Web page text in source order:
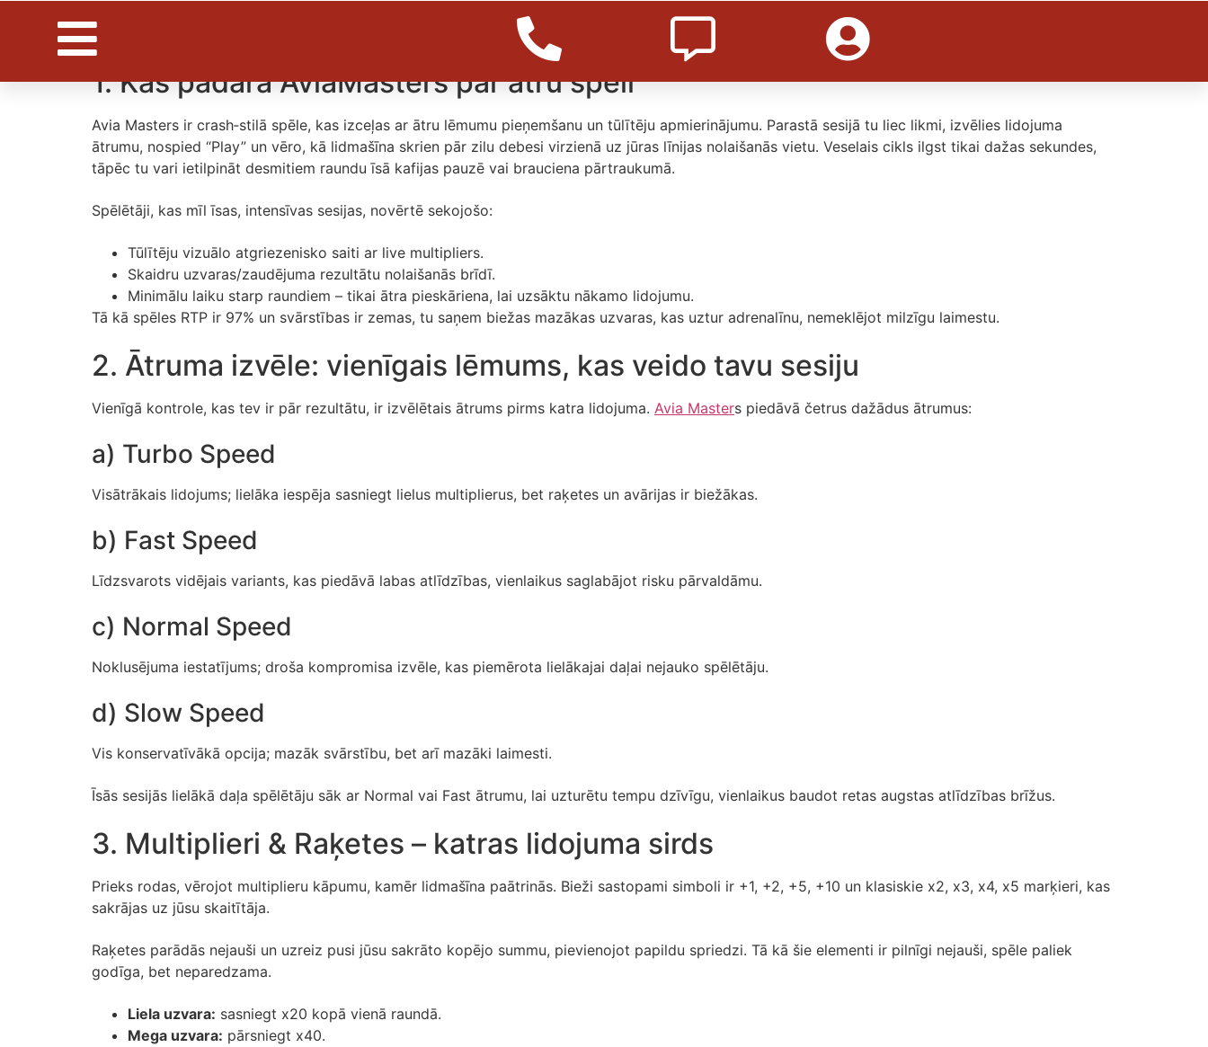
AviaMasters: Ātrā notikumu spēle, kas tevi tur aizraut
1. Kas padara AviaMasters par ātru spēli
Avia Masters ir crash‑stilā spēle, kas izceļas ar ātru lēmumu pieņemšanu un tūlītēju apmierinājumu. Parastā sesijā tu liec likmi, izvēlies lidojuma
ātrumu, nospied “Play” un vēro, kā lidmašīna skrien pār zilu debesi virzienā uz jūras līnijas nolaišanās vietu. Veselais cikls ilgst tikai dažas sekundes,
tāpēc tu vari ietilpināt desmitiem raundu īsā kafijas pauzē vai brauciena pārtraukumā.
Spēlētāji, kas mīl īsas, intensīvas sesijas, novērtē sekojošo:
Tūlītēju vizuālo atgriezenisko saiti ar live multipliers.
Skaidru uzvaras/zaudējuma rezultātu nolaišanās brīdī.
Minimālu laiku starp raundiem – tikai ātra pieskāriena, lai uzsāktu nākamo lidojumu.
Tā kā spēles RTP ir 97% un svārstības ir zemas, tu saņem biežas mazākas uzvaras, kas uztur adrenalīnu, nemeklējot milzīgu laimestu.
2. Ātruma izvēle: vienīgais lēmums, kas veido tavu sesiju
Vienīgā kontrole, kas tev ir pār rezultātu, ir izvēlētais ātrums pirms katra lidojuma. Avia Masters piedāvā četrus dažādus ātrumus:
a) Turbo Speed
Visātrākais lidojums; lielāka iespēja sasniegt lielus multiplierus, bet raķetes un avārijas ir biežākas.
b) Fast Speed
Līdzsvarots vidējais variants, kas piedāvā labas atlīdzības, vienlaikus saglabājot risku pārvaldāmu.
c) Normal Speed
Noklusējuma iestatījums; droša kompromisa izvēle, kas piemērota lielākajai daļai nejauko spēlētāju.
d) Slow Speed
Vis konservatīvākā opcija; mazāk svārstību, bet arī mazāki laimesti.
Īsās sesijās lielākā daļa spēlētāju sāk ar Normal vai Fast ātrumu, lai uzturētu tempu dzīvīgu, vienlaikus baudot retas augstas atlīdzības brīžus.
3. Multiplieri & Raķetes – katras lidojuma sirds
Prieks rodas, vērojot multiplieru kāpumu, kamēr lidmašīna paātrinās. Bieži sastopami simboli ir +1, +2, +5, +10 un klasiskie x2, x3, x4, x5 marķieri, kas
sakrājas uz jūsu skaitītāja.
Raķetes parādās nejauši un uzreiz pusi jūsu sakrāto kopējo summu, pievienojot papildu spriedzi. Tā kā šie elementi ir pilnīgi nejauši, spēle paliek
godīga, bet neparedzama.
Liela uzvara: sasniegt x20 kopā vienā raundā.
Mega uzvara: pārsniegt x40.